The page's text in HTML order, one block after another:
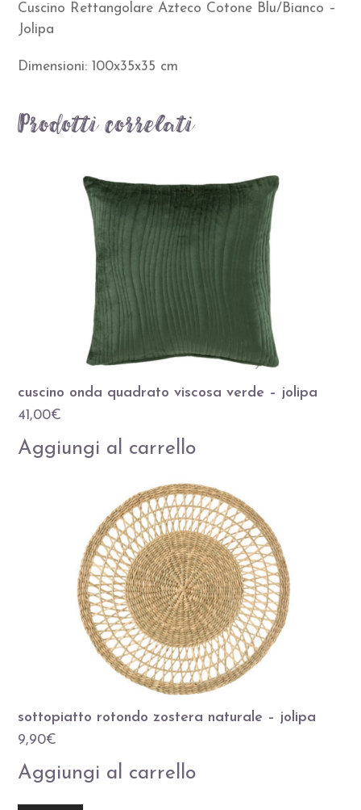
Cuscino Rettangolare Azteco Cotone Blu/Bianco –
Jolipa
Dimensioni: 100x35x35 cm
Prodotti correlati
cuscino onda quadrato viscosa verde – jolipa
41,00€
Aggiungi al carrello
sottopiatto rotondo zostera naturale – jolipa
9,90€
Aggiungi al carrello